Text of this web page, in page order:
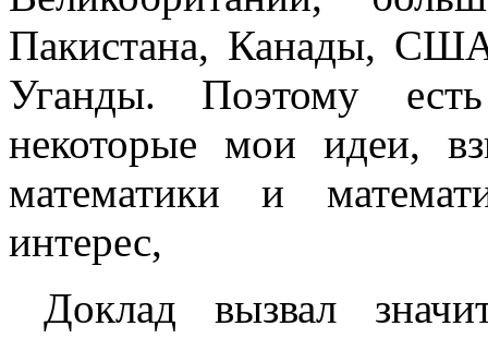
Пакистана, Канады,
Уганды. Поэтому
некоторые мои идеи,
математики и
интерес,
Доклад вызвал